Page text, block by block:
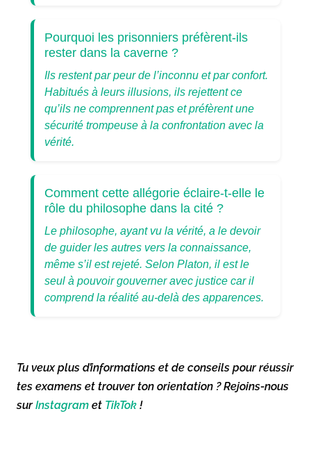
Pourquoi les prisonniers préfèrent-ils
rester dans la caverne ?
Ils restent par peur de l’inconnu et par confort.
Habitués à leurs illusions, ils rejettent ce
qu’ils ne comprennent pas et préfèrent une
sécurité trompeuse à la confrontation avec la
vérité.
Comment cette allégorie éclaire-t-elle le
rôle du philosophe dans la cité ?
Le philosophe, ayant vu la vérité, a le devoir
de guider les autres vers la connaissance,
même s’il est rejeté. Selon Platon, il est le
seul à pouvoir gouverner avec justice car il
comprend la réalité au-delà des apparences.
Tu veux plus d’informations et de conseils pour réussir
tes examens et trouver ton orientation ? Rejoins-nous
surInstagram et TikTok !